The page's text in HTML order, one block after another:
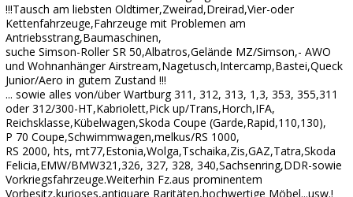
!!!Tausch am liebsten Oldtimer,Zweirad,Dreirad,Vier-oder
Kettenfahrzeuge,Fahrzeuge mit Problemen am
Antriebsstrang,Baumaschinen,
suche Simson-Roller SR 50,Albatros,Gelände MZ/Simson,- AWO
und Wohnanhänger Airstream,Nagetusch,Intercamp,Bastei,Queck
Junior/Aero in gutem Zustand !!!
... sowie alles von/über Wartburg 311, 312, 313, 1,3, 353, 355,311
oder 312/300-HT,Kabriolett,Pick up/Trans,Horch,IFA,
Reichsklasse,Kübelwagen,Skoda Coupe (Garde,Rapid,110,130),
P 70 Coupe,Schwimmwagen,melkus/RS 1000,
RS 2000, hts, mt77,Estonia,Wolga,Tschaika,Zis,GAZ,Tatra,Skoda
Felicia,EMW/BMW321,326, 327, 328, 340,Sachsenring,DDR-sowie
Vorkriegsfahrzeuge.Weiterhin Fz.aus prominentem
Vorbesitz,kurioses,antiquare Raritäten,hochwertige Möbel...usw.!